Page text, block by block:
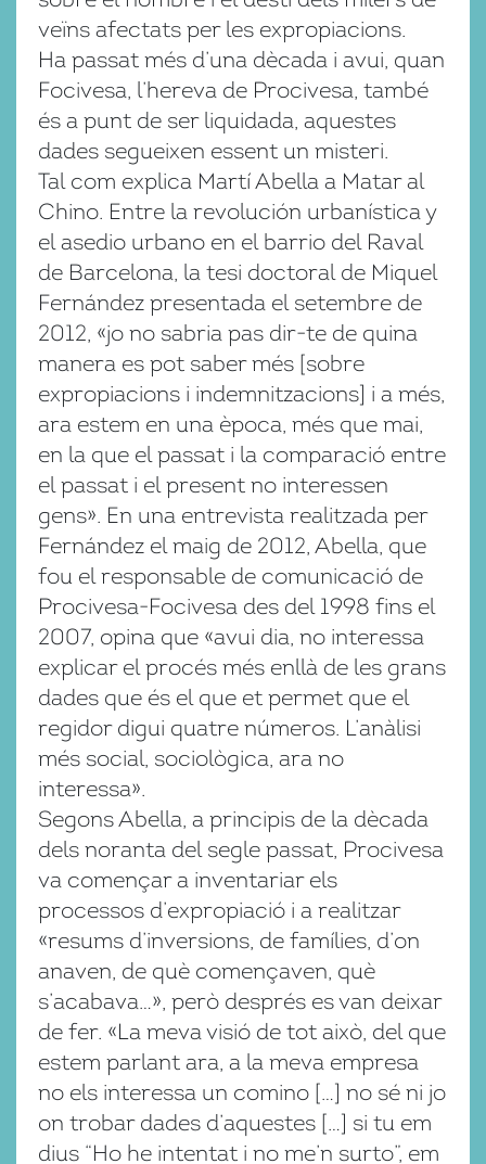
veïns afectats per les expropiacions.
Ha passat més d’una dècada i avui, quan
Focivesa, l’hereva de Procivesa, també
és a punt de ser liquidada, aquestes
dades segueixen essent un misteri.
Tal com explica Martí Abella a Matar al
Chino. Entre la revolución urbanística y
el asedio urbano en el barrio del Raval
de Barcelona, la tesi doctoral de Miquel
Fernández presentada el setembre de
2012, «jo no sabria pas dir-te de quina
manera es pot saber més [sobre
expropiacions i indemnitzacions] i a més,
ara estem en una època, més que mai,
en la que el passat i la comparació entre
el passat i el present no interessen
gens». En una entrevista realitzada per
Fernández el maig de 2012, Abella, que
fou el responsable de comunicació de
Procivesa-Focivesa des del 1998 fins el
2007, opina que «avui dia, no interessa
explicar el procés més enllà de les grans
dades que és el que et permet que el
regidor digui quatre números. L’anàlisi
més social, sociològica, ara no
interessa».
Segons Abella, a principis de la dècada
dels noranta del segle passat, Procivesa
va començar a inventariar els
processos d’expropiació i a realitzar
«resums d’inversions, de famílies, d’on
anaven, de què començaven, què
s’acabava…», però després es van deixar
de fer. «La meva visió de tot això, del que
estem parlant ara, a la meva empresa
no els interessa un comino […] no sé ni jo
on trobar dades d’aquestes […] si tu em
dius “Ho he intentat i no me’n surto”, em